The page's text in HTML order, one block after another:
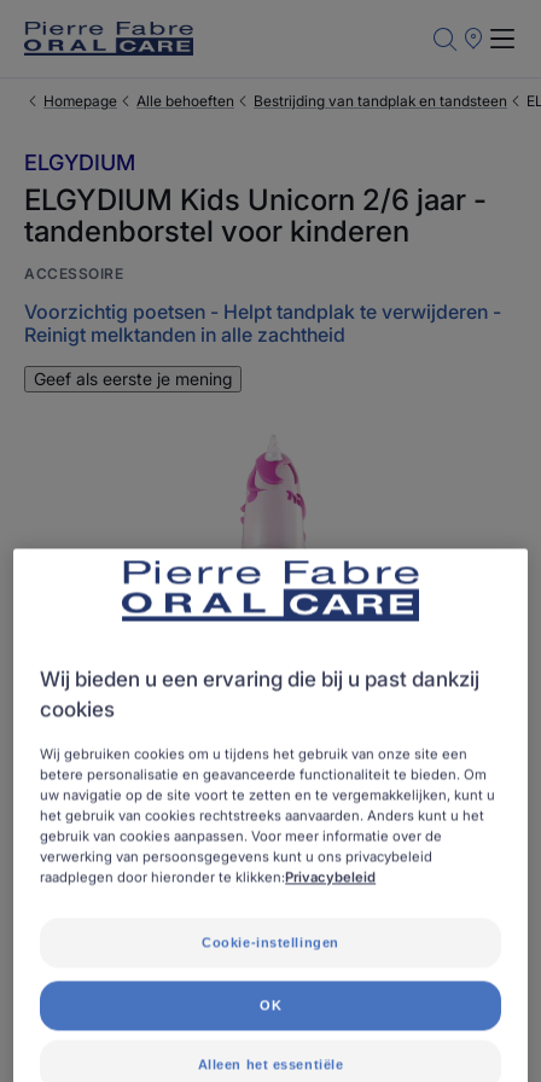
Homepage Alle behoeften Bestrijding van tandplak en tandsteen
ELGYDIUM
ELGYDIUM Kids Unicorn 2/6 jaar -
tandenborstel voor kinderen
ACCESSOIRE
Voorzichtig poetsen - Helpt tandplak te verwijderen -
Reinigt melktanden in alle zachtheid
Geef als eerste je mening
Een tandenborstel in de vorm van een eenhoorn om het
tandenpoetsen bij kinderen van 2 tot 6 om te toveren tot
een plezierig moment.
Wij bieden u een ervaring die bij u past dankzij
cookies
Wij gebruiken cookies om u tijdens het gebruik van onze site een
betere personalisatie en geavanceerde functionaliteit te bieden. Om
uw navigatie op de site voort te zetten en te vergemakkelijken, kunt u
het gebruik van cookies rechtstreeks aanvaarden. Anders kunt u het
gebruik van cookies aanpassen. Voor meer informatie over de
verwerking van persoonsgegevens kunt u ons privacybeleid
raadplegen door hieronder te klikken:Privacybeleid
Cookie-instellingen
Alleen het essentiële
OK